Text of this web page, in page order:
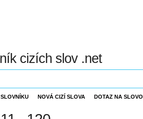
cizích slov .net
NOVÁ CIZÍ SLOVA DOTAZ NA SLOVO